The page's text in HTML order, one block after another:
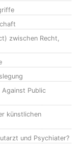
zwischen Recht,
Public
künstlichen
und Psychiater?